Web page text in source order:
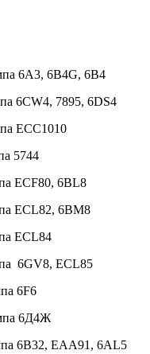
6В4G, 6B4
7895, 6DS4
6BL8
6BM8
ECL85
EAA91, 6AL5